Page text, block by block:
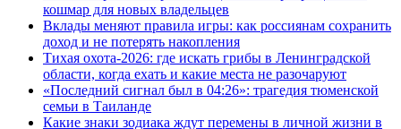
кошмар для новых владельцев
Вклады меняют правила игры: как россиянам сохранить
доход и не потерять накопления
Тихая охота-2026: где искать грибы в Ленинградской
области, когда ехать и какие места не разочаруют
«Последний сигнал был в 04:26»: трагедия тюменской
семьи в Таиланде
Какие знаки зодиака ждут перемены в личной жизни в